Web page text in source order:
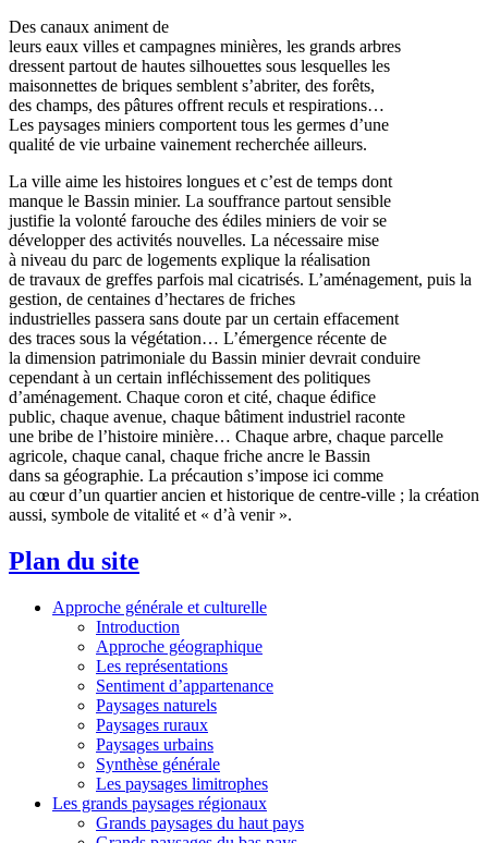
Des canaux animent de
leurs eaux villes et campagnes minières, les grands arbres
dressent partout de hautes silhouettes sous lesquelles les
maisonnettes de briques semblent s’abriter, des forêts,
des champs, des pâtures offrent reculs et respirations…
Les paysages miniers comportent tous les germes d’une
qualité de vie urbaine vainement recherchée ailleurs.
La ville aime les histoires longues et c’est de temps dont
manque le Bassin minier. La souffrance partout sensible
justifie la volonté farouche des édiles miniers de voir se
développer des activités nouvelles. La nécessaire mise
à niveau du parc de logements explique la réalisation
de travaux de greffes parfois mal cicatrisés. L’aménagement, puis la
gestion, de centaines d’hectares de friches
industrielles passera sans doute par un certain effacement
des traces sous la végétation… L’émergence récente de
la dimension patrimoniale du Bassin minier devrait conduire
cependant à un certain infléchissement des politiques
d’aménagement. Chaque coron et cité, chaque édifice
public, chaque avenue, chaque bâtiment industriel raconte
une bribe de l’histoire minière… Chaque arbre, chaque parcelle
agricole, chaque canal, chaque friche ancre le Bassin
dans sa géographie. La précaution s’impose ici comme
au cœur d’un quartier ancien et historique de centre-ville ; la création
aussi, symbole de vitalité et « d’à venir ».
Plan du site
Approche générale et culturelle
Introduction
Approche géographique
Les représentations
Sentiment d’appartenance
Paysages naturels
Paysages ruraux
Paysages urbains
Synthèse générale
Les paysages limitrophes
Les grands paysages régionaux
Grands paysages du haut pays